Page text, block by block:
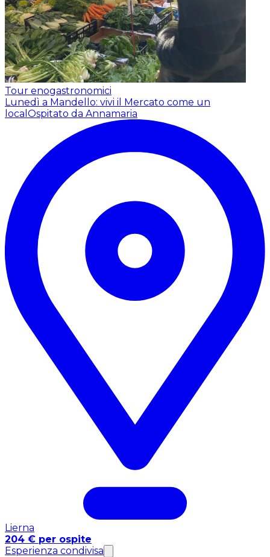
Tour enogastronomici
Lunedì a Mandello: vivi il Mercato come un
local Ospitato da Annamaria
Lierna
204 € per ospite
Esperienza condivisa